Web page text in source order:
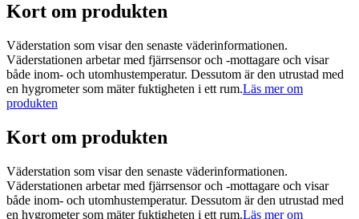
Kort om produkten
Väderstation som visar den senaste väderinformationen.
Väderstationen arbetar med fjärrsensor och -mottagare och visar
både inom- och utomhustemperatur. Dessutom är den utrustad med
en hygrometer som mäter fuktigheten i ett rum.Läs mer om
produkten
Kort om produkten
Väderstation som visar den senaste väderinformationen.
Väderstationen arbetar med fjärrsensor och -mottagare och visar
både inom- och utomhustemperatur. Dessutom är den utrustad med
en hygrometer som mäter fuktigheten i ett rum.Läs mer om